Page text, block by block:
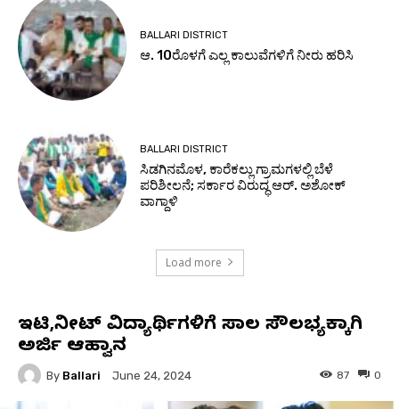
BALLARI DISTRICT
ಆ. 10ರೊಳಗೆ ಎಲ್ಲ ಕಾಲುವೆಗಳಿಗೆ ನೀರು ಹರಿಸಿ
BALLARI DISTRICT
ಸಿಡಗಿನಮೊಳ, ಕಾರೆಕಲ್ಲು ಗ್ರಾಮಗಳಲ್ಲಿ ಬೆಳೆ
ಪರಿಶೀಲನೆ; ಸರ್ಕಾರ ವಿರುದ್ಧ ಆರ್. ಅಶೋಕ್
ವಾಗ್ದಾಳಿ
Load more